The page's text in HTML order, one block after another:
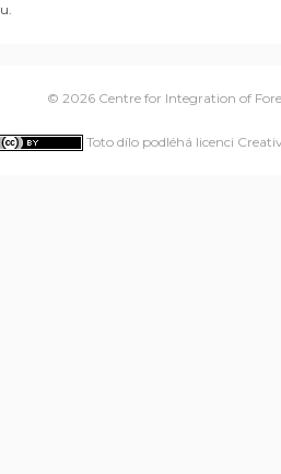
© 2026 Centre for Integration of
Toto dílo podléhá licenci